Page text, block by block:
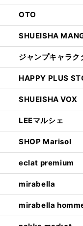
OTO
SHUEISHA
ジャンプキャラク
HAPPY PLUS
SHUEISHA VOX
LEEマルシェ
SHOP Marisol
eclat premium
mirabella
mirabella